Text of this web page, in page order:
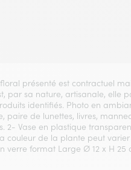
présenté est contractuel
par sa nature, artisanale, elle
identifiés. Photo en
paire de lunettes, livres,
2- Vase en plastique
couleur de la plante peut
verre format Large Ø 12 x H 25